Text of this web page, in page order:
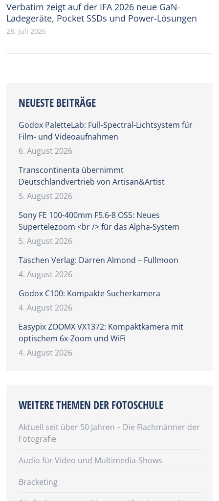
Verbatim zeigt auf der IFA 2026 neue GaN-
Ladegeräte, Pocket SSDs und Power-Lösungen
28. Juli 2026
NEUESTE BEITRÄGE
Godox PaletteLab: Full-Spectral-Lichtsystem für
Film- und Videoaufnahmen
6. August 2026
Transcontinenta übernimmt
Deutschlandvertrieb von Artisan&Artist
5. August 2026
Sony FE 100-400mm F5.6-8 OSS: Neues
Supertelezoom <br /> für das Alpha-System
5. August 2026
Taschen Verlag: Darren Almond – Fullmoon
4. August 2026
Godox C100: Kompakte Sucherkamera
4. August 2026
Easypix ZOOMX VX1372: Kompaktkamera mit
optischem 6x-Zoom und WiFi
4. August 2026
WEITERE THEMEN DER FOTOSCHULE
Aktuell seit über 50 Jahren – Die Flachmänner der
Fotografie
Audio für Video und Multimedia-Shows
Bracketing